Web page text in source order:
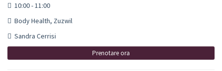
10:00 - 11:00
Body Health, Zuzwil
Sandra Cerrisi
Prenotare ora